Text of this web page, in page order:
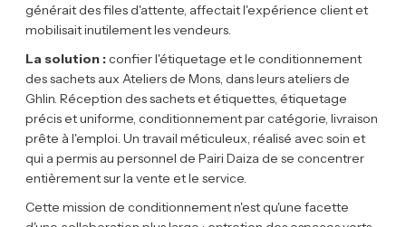
générait des files d'attente, affectait l'expérience client et
mobilisait inutilement les vendeurs.
La solution :confier l'étiquetage et le conditionnement
des sachets aux Ateliers de Mons, dans leurs ateliers de
Ghlin. Réception des sachets et étiquettes, étiquetage
précis et uniforme, conditionnement par catégorie, livraison
prête à l'emploi. Un travail méticuleux, réalisé avec soin et
qui a permis au personnel de Pairi Daiza de se concentrer
entièrement sur la vente et le service.
Cette mission de conditionnement n'est qu'une facette